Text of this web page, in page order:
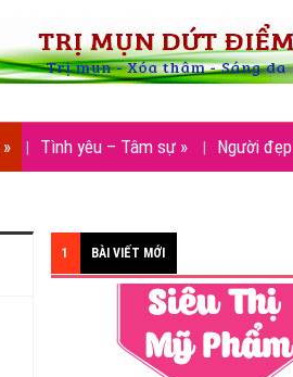
» Tình yêu – Tâm sự » Người đẹp
1 BÀI VIẾT MỚI